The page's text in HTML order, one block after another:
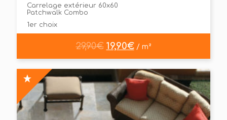
Carrelage extérieur 60x60
Patchwalk Combo
1er choix
29,90€ 19,90€/ m²